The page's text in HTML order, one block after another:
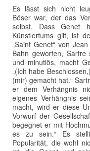
Es lässt sich nicht
Böser war, der das
selbst. Dass Genet
Künstlertums gilt, ist
„Saint Genet“ von
Bahn geworfen, Sartre
und minutiös, macht
„(Ich habe
(mir) gemacht hat.“
er dem Verhängnis
eigenes Verhängnis
macht, wird er diese
Vorwurf der
begegnet er mit
es zu sein.“ Es
Popularität, die wohl